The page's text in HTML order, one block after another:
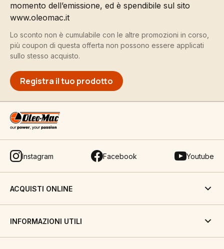
momento dell’emissione, ed è spendibile sul sito
www.oleomac.it
Lo sconto non è cumulabile con le altre promozioni in corso,
più coupon di questa offerta non possono essere applicati
sullo stesso acquisto.
Registra il tuo prodotto
Instagram Facebook Youtube
ACQUISTI ONLINE
INFORMAZIONI UTILI